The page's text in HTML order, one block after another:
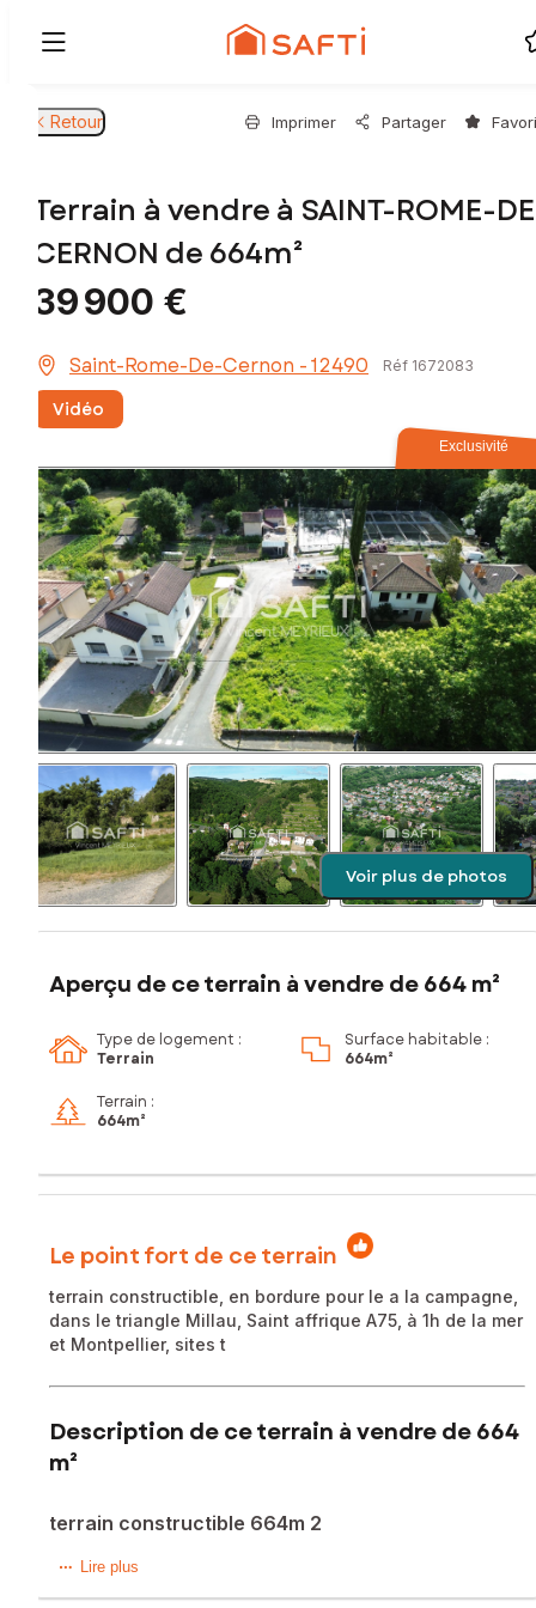
Retour Imprimer Partager
Terrain à vendre à SAINT-ROME-
CERNON de 664m²
39 900 €
Saint-Rome-De-Cernon - 12490 Réf 1672083
Vidéo
Exclusivité
Voir plus de photos
Aperçu de ce terrain à vendre de 664 m²
Type de logement :
Terrain
Surface habitable :
664m²
Terrain :
664m²
Le point fort de ce terrain
terrain constructible, en bordure pour le a la campagne,
dans le triangle Millau, Saint affrique A75, à 1h de la mer
et Montpellier, sites t
Description de ce terrain à vendre de 664
m²
terrain constructible 664m 2
Situé à Saint-Rome-de-Cernon (12490), ce terrain de 664
Lire plus